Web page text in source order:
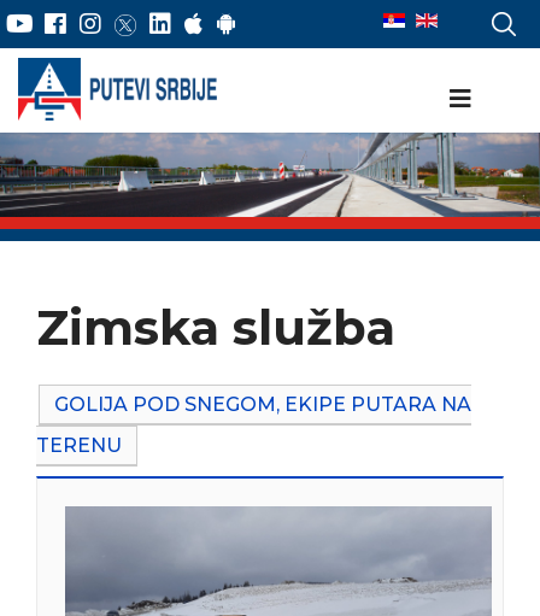
Zimska služba
GOLIJA POD SNEGOM, EKIPE PUTARA NA
TERENU